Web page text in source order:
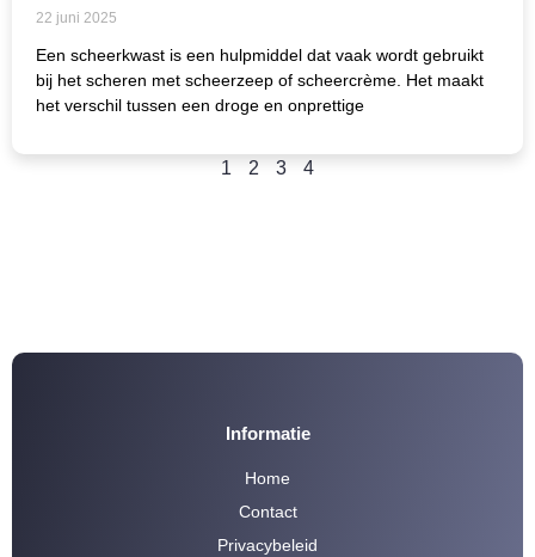
22 juni 2025
Een scheerkwast is een hulpmiddel dat vaak wordt gebruikt
bij het scheren met scheerzeep of scheercrème. Het maakt
het verschil tussen een droge en onprettige
1 2 3 4
Informatie
Home
Contact
Privacybeleid